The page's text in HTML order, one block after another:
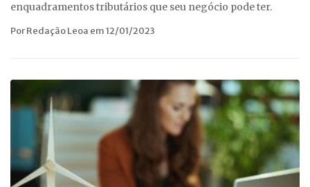
enquadramentos tributários que seu negócio pode ter.
Por Redação Leoa em 12/01/2023